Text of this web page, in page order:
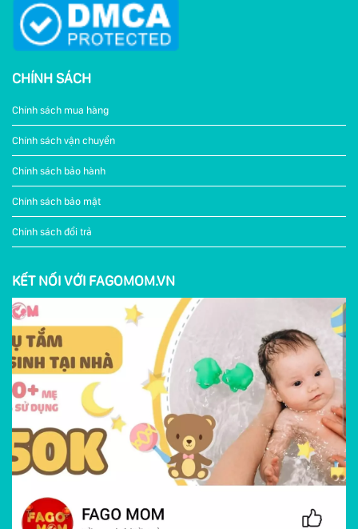
CHÍNH SÁCH
Chính sách mua hàng
Chính sách vận chuyển
Chính sách bảo hành
Chính sách bảo mật
Chính sách đổi trả
KẾT NỐI VỚI FAGOMOM.VN